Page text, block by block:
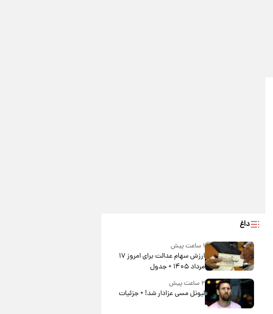
داغ
۱ ساعت پیش
ارزش سهام عدالت برای امروز ۱۷
مرداد ۱۴۰۵ + جدول
۲ ساعت پیش
لیونل مسی عزادار شد! + جزئیات